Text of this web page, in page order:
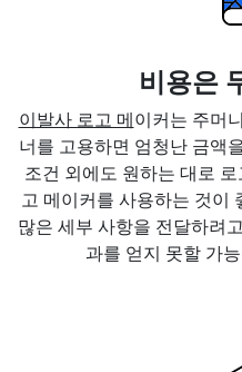
비용은
이발사 로고 메이커는 주머
너를 고용하면 엄청난 금액
조건 외에도 원하는 대로
고 메이커를 사용하는 것이
많은 세부 사항을 전달하려
과를 얻지 못할 가